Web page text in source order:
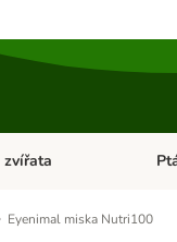
Kočky
zvířata
Eyenimal miska Nutri100